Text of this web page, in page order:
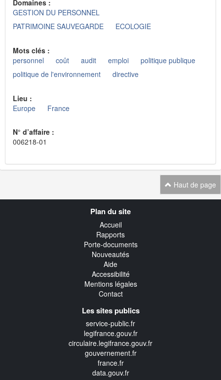
Domaines :
GESTION DU PERSONNEL
PATRIMOINE SAUVEGARDE
ECOLOGIE
Mots clés :
personnel
coût audit emploi
politique publique
politique de l'environnement
directive
Lieu :
Europe
France
N° d’affaire :
006218-01
Haut de page
Plan du site
Accueil
Rapports
Porte-documents
Nouveautés
Aide
Accessibilité
Mentions légales
Contact
Les sites publics
service-public.fr
legifrance.gouv.fr
circulaire.legifrance.gouv.fr
gouvernement.fr
france.fr
data.gouv.fr